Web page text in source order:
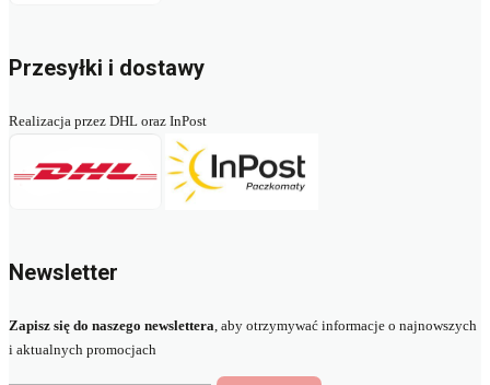
Przesyłki i dostawy
Realizacja przez DHL oraz InPost
Newsletter
Zapisz się do naszego newslettera , aby otrzymywać informacje o najnowszych
i aktualnych promocjach